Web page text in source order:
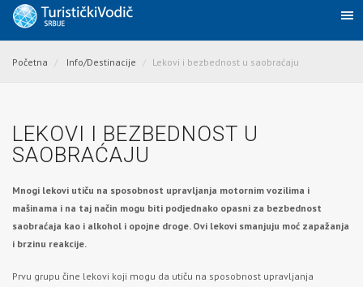
Početna Info/Destinacije Lekovi i bezbednost u saobraćaju
LEKOVI I BEZBEDNOST U
SAOBRAĆAJU
Mnogi lekovi utiču na sposobnost upravljanja motornim vozilima i
mašinama i na taj način mogu biti podjednako opasni za bezbednost
saobraćaja kao i alkohol i opojne droge. Ovi lekovi smanjuju moć zapažanja
i brzinu reakcije.
Prvu grupu čine lekovi koji mogu da utiču na sposobnost upravljanja